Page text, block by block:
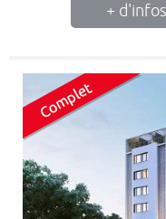
+ d'infos